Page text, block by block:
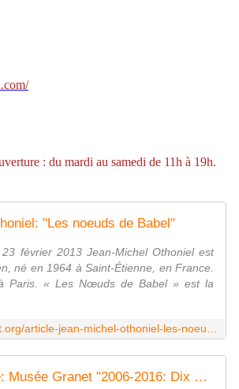
: du mardi au samedi de 11h à 19h.
"Les noeuds de Babel"
février 2013 Jean-Michel Othoniel est
né en 1964 à Saint-Étienne, en France.
Paris. « Les Nœuds de Babel » est la
Expo Provence: Musée Granet "2006-2016: Dix ans d'acquisitions"